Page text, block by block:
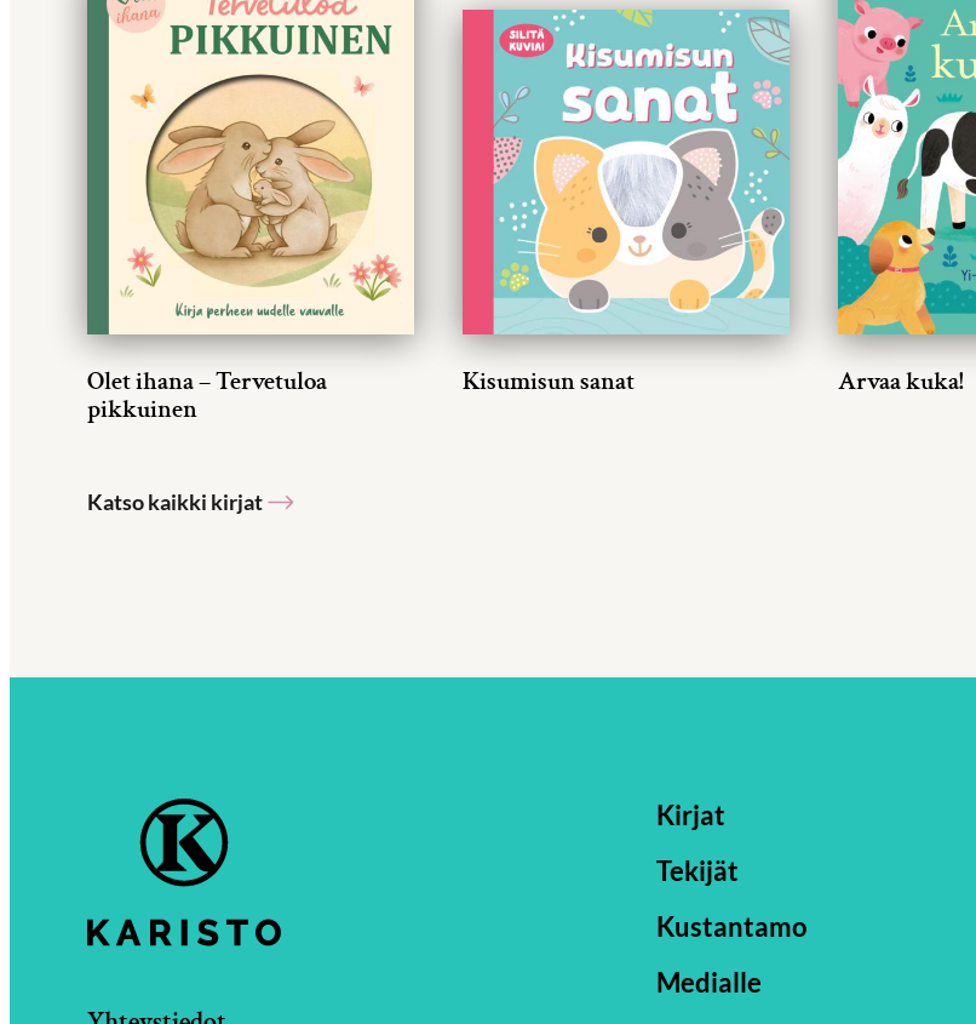
Olet ihana – Tervetuloa
pikkuinen
Kisumisun sanat Arvaa kuka!
Katso kaikki kirjat
Kirjat
Tekijät
Kustantamo
Medialle